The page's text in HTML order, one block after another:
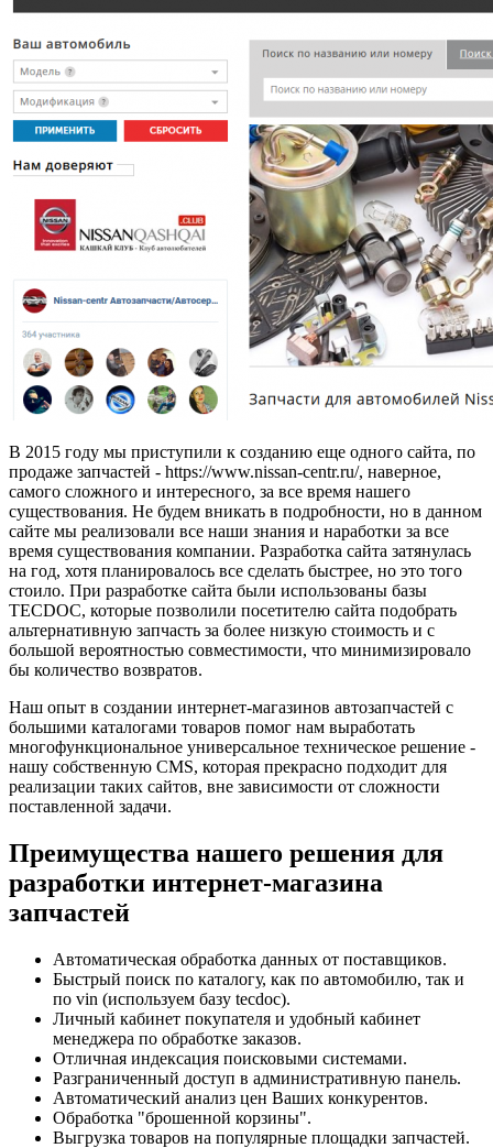
В 2015 году мы приступили к созданию еще одного сайта, по
продаже запчастей - https://www.nissan-centr.ru/, наверное,
самого сложного и интересного, за все время нашего
существования. Не будем вникать в подробности, но в данном
сайте мы реализовали все наши знания и наработки за все
время существования компании. Разработка сайта затянулась
на год, хотя планировалось все сделать быстрее, но это того
стоило. При разработке сайта были использованы базы
TECDOC, которые позволили посетителю сайта подобрать
альтернативную запчасть за более низкую стоимость и с
большой вероятностью совместимости, что минимизировало
бы количество возвратов.
Наш опыт в создании интернет-магазинов автозапчастей с
большими каталогами товаров помог нам выработать
многофункциональное универсальное техническое решение -
нашу собственную CMS, которая прекрасно подходит для
реализации таких сайтов, вне зависимости от сложности
поставленной задачи.
Преимущества нашего решения для
разработки интернет-магазина
запчастей
Автоматическая обработка данных от поставщиков.
Быстрый поиск по каталогу, как по автомобилю, так и
по vin (используем базу tecdoc).
Личный кабинет покупателя и удобный кабинет
менеджера по обработке заказов.
Отличная индексация поисковыми системами.
Разграниченный доступ в административную панель.
Автоматический анализ цен Ваших конкурентов.
Обработка "брошенной корзины".
Выгрузка товаров на популярные площадки запчастей.